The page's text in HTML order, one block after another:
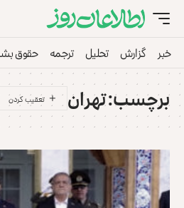
خبر گزارش تحلیل ترجمه حقوق
برچسب:تهران